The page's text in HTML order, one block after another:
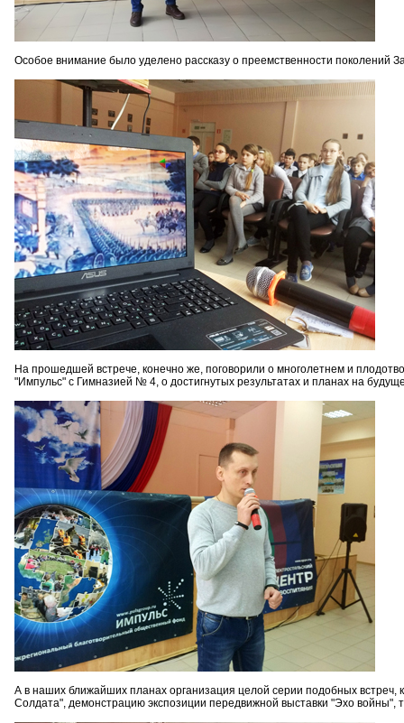
Особое внимание было уделено рассказу о преемственности поколений
На прошедшей встрече, конечно же, поговорили о многолетнем и
"Импульс" с Гимназией № 4, о достигнутых результатах и планах на
А в наших ближайших планах организация целой серии подобных встреч,
Солдата", демонстрацию экспозиции передвижной выставки "Эхо войны",